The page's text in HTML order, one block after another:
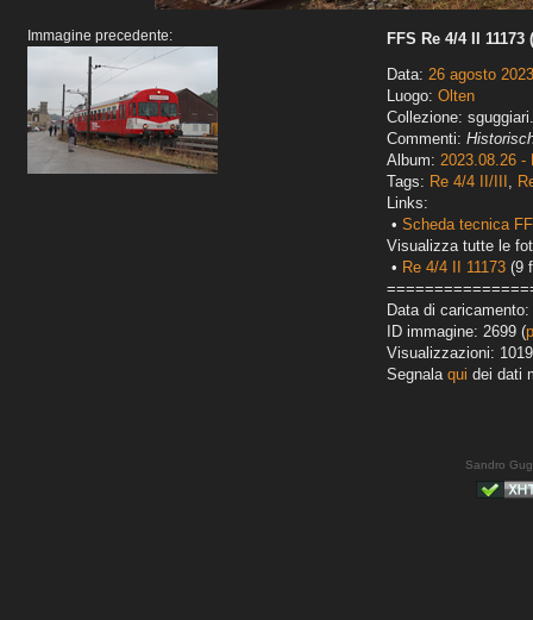
Immagine precedente:
FFS Re 4/4 II 11173
Data: 26 agosto 2023
Luogo: Olten
Collezione:
Commenti:
Album: 2023.08.26 -
Tags: Re 4/4 II/III ,
Links:
• Scheda tecnica
Visualizza tutte le
• Re 4/4 II 11173 (9
Data di
ID immagine: 2699 (
Visualizzazioni: 1019
Segnala qui dei dati
Sandro